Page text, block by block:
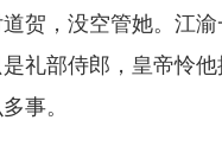
贺，没空管她。江
礼部侍郎，皇帝怜他
事。